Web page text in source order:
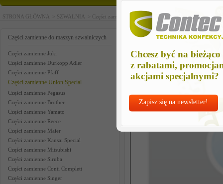
Chcesz być na bieżąco
z rabatami,
akcjami specjalnymi?
Zapisz się na newsletter!
STRONA GŁÓWNA > SZWALNIA > Części zamienne do maszyn szwalniczych >Części
Części zamienne do maszyn szwalniczych
Części zamienne Juki
Części zamienne Durkopp Adler
Części zamienne Pfaff
Części zamienne Union Special
Części zamienne Pegasus
Części zamienne Brother
Części zamienne Yamato
Części zamienne Reece
Części zamienne Maier
Części zamienne Kansai Special
Części zamienne Mitsubishi
Części zamienne Siruba
Części zamienne Conti Complett
Części zamienne Singer
us